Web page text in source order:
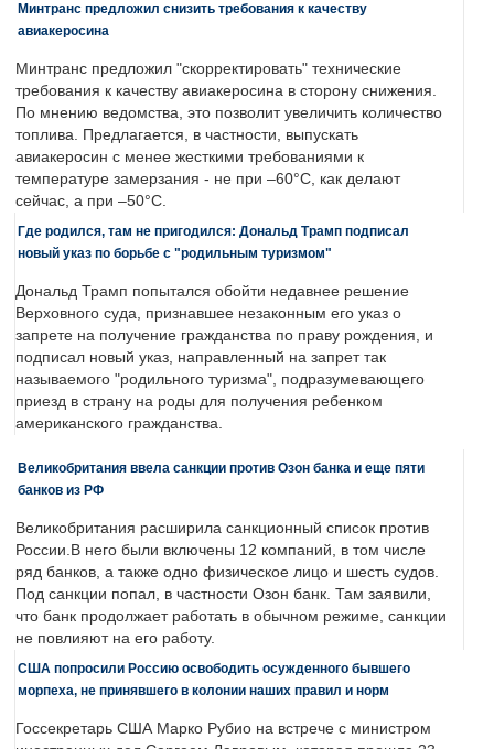
Минтранс предложил снизить требования к качеству
авиакеросина
Минтранс предложил "скорректировать" технические
требования к качеству авиакеросина в сторону снижения.
По мнению ведомства, это позволит увеличить количество
топлива. Предлагается, в частности, выпускать
авиакеросин с менее жесткими требованиями к
температуре замерзания - не при –60°C, как делают
сейчас, а при –50°C.
Где родился, там не пригодился: Дональд Трамп подписал
новый указ по борьбе с "родильным туризмом"
Дональд Трамп попытался обойти недавнее решение
Верховного суда, признавшее незаконным его указ о
запрете на получение гражданства по праву рождения, и
подписал новый указ, направленный на запрет так
называемого "родильного туризма", подразумевающего
приезд в страну на роды для получения ребенком
американского гражданства.
Великобритания ввела санкции против Озон банка и еще пяти
банков из РФ
Великобритания расширила санкционный список против
России.В него были включены 12 компаний, в том числе
ряд банков, а также одно физическое лицо и шесть судов.
Под санкции попал, в частности Озон банк. Там заявили,
что банк продолжает работать в обычном режиме, санкции
не повлияют на его работу.
США попросили Россию освободить осужденного бывшего
морпеха, не принявшего в колонии наших правил и норм
Госсекретарь США Марко Рубио на встрече с министром